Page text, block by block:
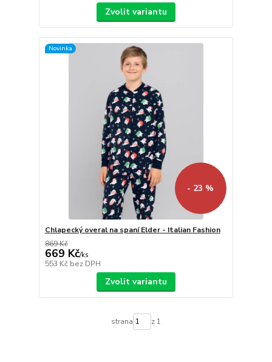
Zvolit variantu
Novinka
- 23 %
Chlapecký overal na spaní Elder - Italian Fashion
869 Kč
669 Kč/ks
553 Kč bez DPH
Zvolit variantu
strana z 1